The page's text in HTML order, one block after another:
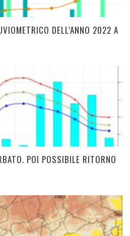
DELL’ANNO 2022 A
POI POSSIBILE RITORNO